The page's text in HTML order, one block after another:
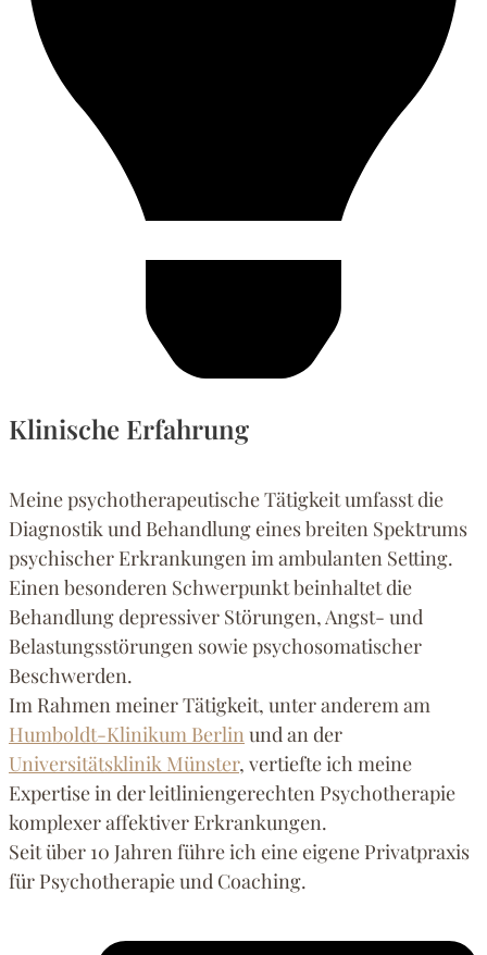
Klinische Erfahrung
Meine psychotherapeutische Tätigkeit umfasst die
Diagnostik und Behandlung eines breiten Spektrums
psychischer Erkrankungen im ambulanten Setting.
Einen besonderen Schwerpunkt beinhaltet die
Behandlung depressiver Störungen, Angst- und
Belastungsstörungen sowie psychosomatischer
Beschwerden.
Im Rahmen meiner Tätigkeit, unter anderem am
Humboldt-Klinikum Berlin und an der
Universitätsklinik Münster, vertiefte ich meine
Expertise in der leitliniengerechten Psychotherapie
komplexer affektiver Erkrankungen.
Seit über 10 Jahren führe ich eine eigene Privatpraxis
für Psychotherapie und Coaching.